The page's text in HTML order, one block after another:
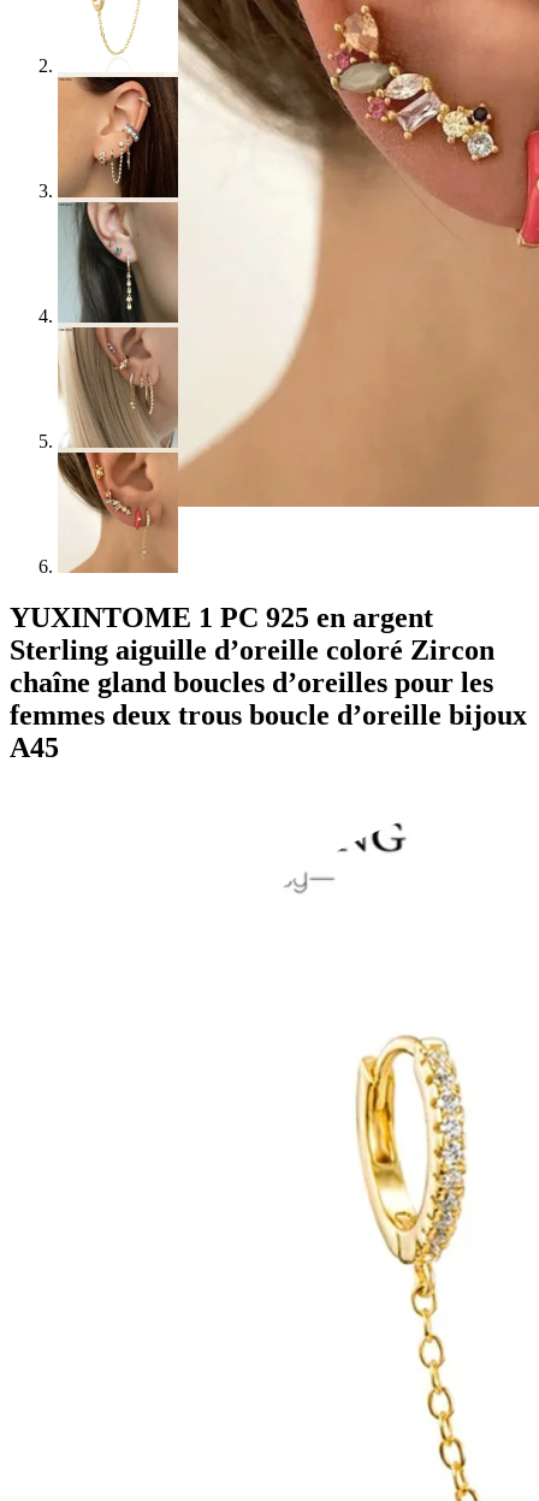
YUXINTOME 1 PC 925 en argent
Sterling aiguille d’oreille coloré Zircon
chaîne gland boucles d’oreilles pour les
femmes deux trous boucle d’oreille bijoux
A45